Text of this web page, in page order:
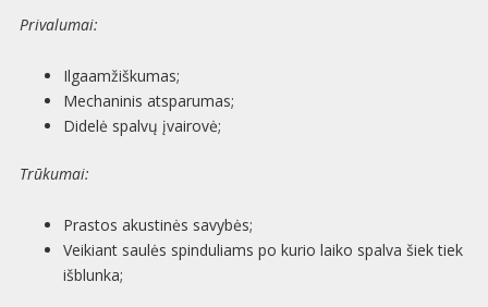
Privalumai:
Ilgaamžiškumas;
Mechaninis atsparumas;
Didelė spalvų įvairovė;
Trūkumai:
Prastos akustinės savybės;
Veikiant saulės spinduliams po kurio laiko spalva šiek tiek
išblunka;